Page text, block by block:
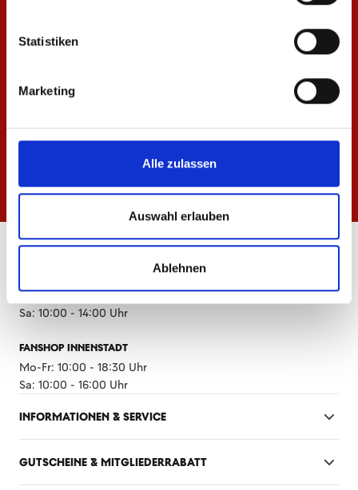
Statistiken
Marketing
Alle zulassen
Auswahl erlauben
Ablehnen
ÖFFNUNGSZEITEN
Mo-Fr: 10:00 - 18:30 Uhr
Sa: 10:00 - 14:00 Uhr
FANSHOP INNENSTADT
Mo-Fr: 10:00 - 18:30 Uhr
Sa: 10:00 - 16:00 Uhr
INFORMATIONEN & SERVICE
GUTSCHEINE & MITGLIEDERRABATT